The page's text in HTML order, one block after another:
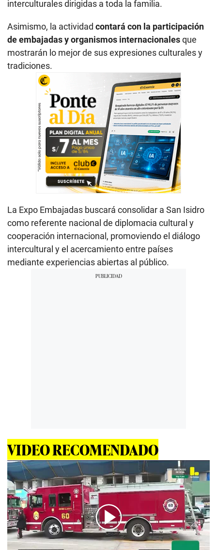
interculturales dirigidas a toda la familia.
Asimismo, la actividad contará con la participación
de embajadas y organismos internacionalesque
mostrarán lo mejor de sus expresiones culturales y
tradiciones.
La Expo Embajadas buscará consolidar a San Isidro
como referente nacional de diplomacia cultural y
cooperación internacional, promoviendo el diálogo
intercultural y el acercamiento entre países
mediante experiencias abiertas al público.
VIDEO RECOMENDADO